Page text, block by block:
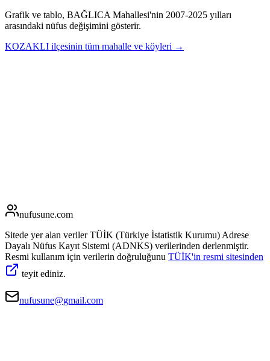
Grafik ve tablo, BAĞLICA Mahallesi'nin 2007-2025 yılları
arasındaki nüfus değişimini gösterir.
KOZAKLI ilçesinin tüm mahalle ve köyleri →
nufusune.com
Sitede yer alan veriler TÜİK (Türkiye İstatistik Kurumu) Adrese
Dayalı Nüfus Kayıt Sistemi (ADNKS) verilerinden derlenmiştir.
Resmi kullanım için verilerin doğruluğunu TÜİK'in resmi sitesinden
teyit ediniz.
nufusune@gmail.com